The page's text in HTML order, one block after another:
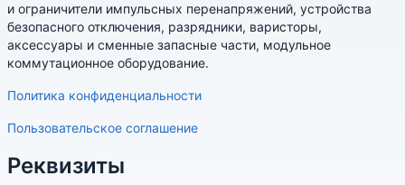
и ограничители импульсных перенапряжений, устройства
безопасного отключения, разрядники, варисторы,
аксессуары и сменные запасные части, модульное
коммутационное оборудование.
Политика конфиденциальности
Пользовательское соглашение
Реквизиты